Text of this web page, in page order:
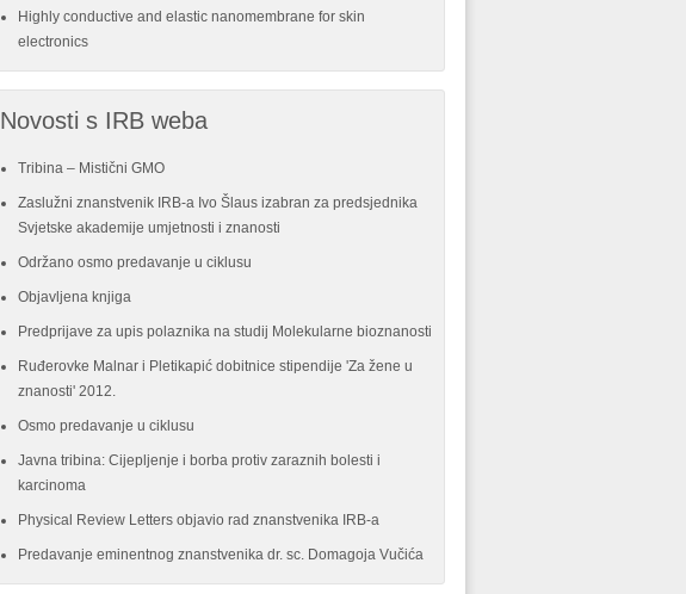
Highly conductive and elastic nanomembrane for skin
electronics
Novosti s IRB weba
Tribina – Mistični GMO
Zaslužni znanstvenik IRB-a Ivo Šlaus izabran za predsjednika
Svjetske akademije umjetnosti i znanosti
Održano osmo predavanje u ciklusu
Objavljena knjiga
Predprijave za upis polaznika na studij Molekularne bioznanosti
Ruđerovke Malnar i Pletikapić dobitnice stipendije 'Za žene u
znanosti' 2012.
Osmo predavanje u ciklusu
Javna tribina: Cijepljenje i borba protiv zaraznih bolesti i
karcinoma
Physical Review Letters objavio rad znanstvenika IRB-a
Predavanje eminentnog znanstvenika dr. sc. Domagoja Vučića